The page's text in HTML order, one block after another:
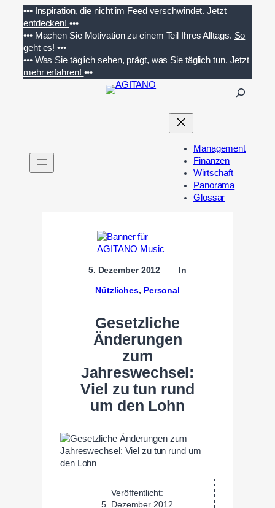
Inhalt
springen
••• Inspiration, die nicht im Feed verschwindet. Jetzt
entdecken! •••
••• Machen Sie Motivation zu einem Teil Ihres Alltags. So
geht es!•••
••• Was Sie täglich sehen, prägt, was Sie täglich tun. Jetzt
mehr erfahren! •••
n
Management
Finanzen
Wirtschaft
Panorama
Glossar
5. Dezember 2012 In
Nützliches, Personal
Gesetzliche
Änderungen
zum
Jahreswechsel:
Viel zu tun rund
um den Lohn
Veröffentlicht:
5. Dezember 2012